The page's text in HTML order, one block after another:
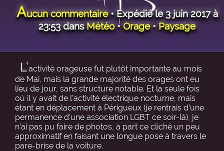
Aucun commentaire• Expédié le 3 juin 2017 à
23:53 dansMétéo•Orage•Paysage
L’activité orageuse fut plutôt importante au mois
de Mai, mais la grande majorité des orages ont eu
lieu de jour, sans structure notable. Et la seule fois
où il y avait de l’activité électrique nocturne, mais
étant en déplacement à Périgueux (je rentrais d’une
permanence d’une association LGBT ce soir-là), je
n’ai pas pu faire de photos, à part ce cliché un peu
approximatif en faisant une longue pose à travers le
pare-brise de la voiture.